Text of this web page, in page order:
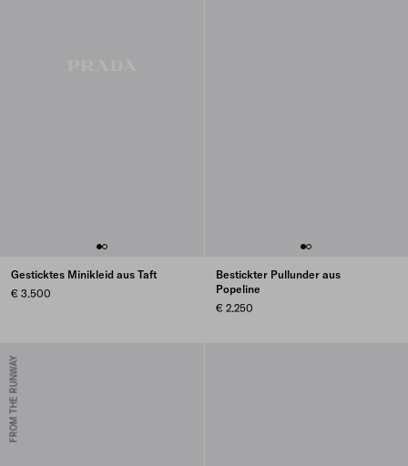
Gesticktes Minikleid aus Taft
€ 3.500
Bestickter Pullunder aus
Popeline
€ 2.250
FROM THE RUNWAY